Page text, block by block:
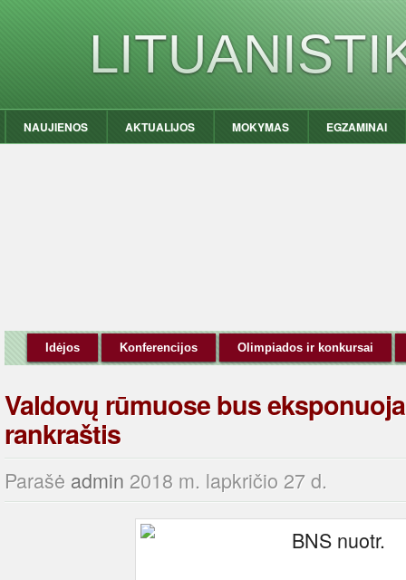
NAUJIENOS AKTUALIJOS MOKYMAS EGZAMINAI
Idėjos Konferencijos Olimpiados ir konkursai
Valdovų rūmuose bus
rankraštis
Parašė admin 2018 m. lapkričio 27 d.